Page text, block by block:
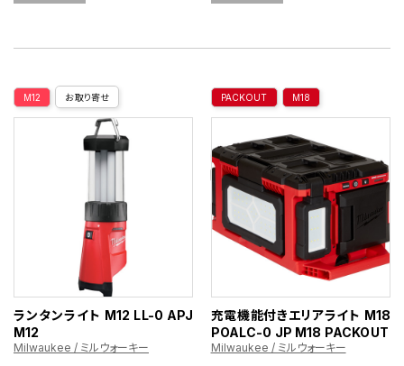
M12 お取り寄せ
ランタンライト M12 LL-0 APJ
M12
Milwaukee / ミルウォーキー
PACKOUT M18
充電機能付きエリアライト M18
POALC-0 JP M18 PACKOUT
Milwaukee / ミルウォーキー